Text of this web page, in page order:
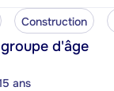
Construction
d'âge
ans